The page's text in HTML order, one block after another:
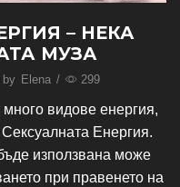
– НЕКА
МУЗА
by Elena / 299
видове енергия,
Енергия.
използвана може
при правенето на